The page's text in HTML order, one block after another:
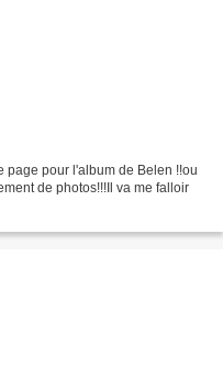
page pour l'album de Belen !!ou
de photos!!!Il va me falloir